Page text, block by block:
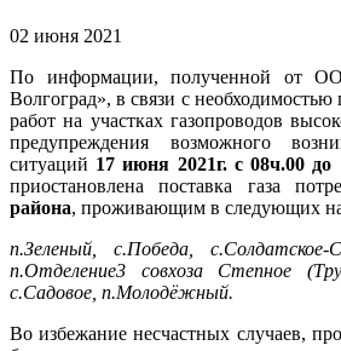
02 июня 2021
По информации, полученной от
Волгоград», в связи с
работ на участках газопроводов
предупреждения возможного
ситуаций 17 июня 2021г. с 08ч.00 до
приостановлена поставка газа
района, проживающим в следующих
п.Зеленый, с.Победа, с.Солдатское-
п.Отделение3 совхоза Степное
с.Садовое, п.Молодёжный.
Во избежание несчастных случаев,